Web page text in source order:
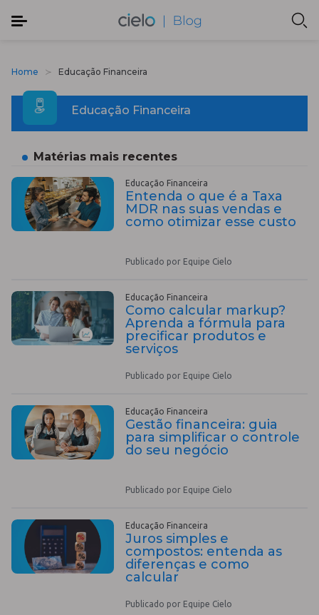
Home Educação Financeira
Educação Financeira
Matérias mais recentes
Educação Financeira
Entenda o que é a Taxa
MDR nas suas vendas e
como otimizar esse custo
Publicado por Equipe Cielo
Educação Financeira
Como calcular markup?
Aprenda a fórmula para
precificar produtos e
serviços
Publicado por Equipe Cielo
Educação Financeira
Gestão financeira: guia
para simplificar o controle
do seu negócio
Publicado por Equipe Cielo
Educação Financeira
Juros simples e
compostos: entenda as
diferenças e como
calcular
Publicado por Equipe Cielo